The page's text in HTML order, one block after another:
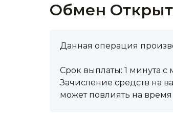
Обмен
Данная операция
Срок выплаты: 1 минута
Зачисление средств на
может повлиять на время